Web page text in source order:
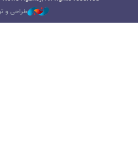
طراحی و